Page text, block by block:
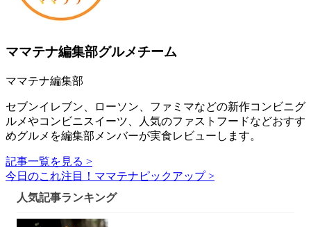
ママテナ編集部グルメチーム
ママテナ編集部
セブンイレブン、ローソン、ファミマなどの新作コンビニグ
ルメやコンビニスイーツ、人気のファストフードなどおすす
めグルメを編集部メンバーが実食レビューします。
記事一覧を見る >
今日のこれ注目！ママテナピックアップ >
人気記事ランキング